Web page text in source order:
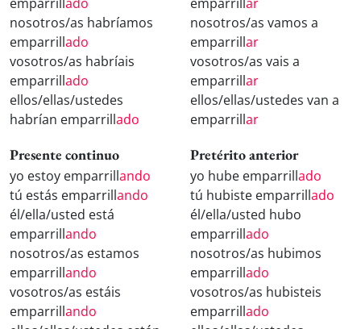
nosotros/as habríamos
emparrillado
vosotros/as habríais
emparrillado
ellos/ellas/ustedes
habrían emparrillado
nosotros/as vamos a
emparrillar
vosotros/as vais a
emparrillar
ellos/ellas/ustedes van a
emparrillar
Presente continuo
yo estoy emparrillando
tú estás emparrillando
él/ella/usted está
emparrillando
nosotros/as estamos
emparrillando
vosotros/as estáis
emparrillando
Pretérito anterior
yo hube emparrillado
tú hubiste emparrillado
él/ella/usted hubo
emparrillado
nosotros/as hubimos
emparrillado
vosotros/as hubisteis
emparrillado